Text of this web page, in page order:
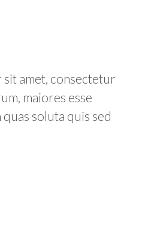
amet, consectetur
maiores esse
soluta quis sed